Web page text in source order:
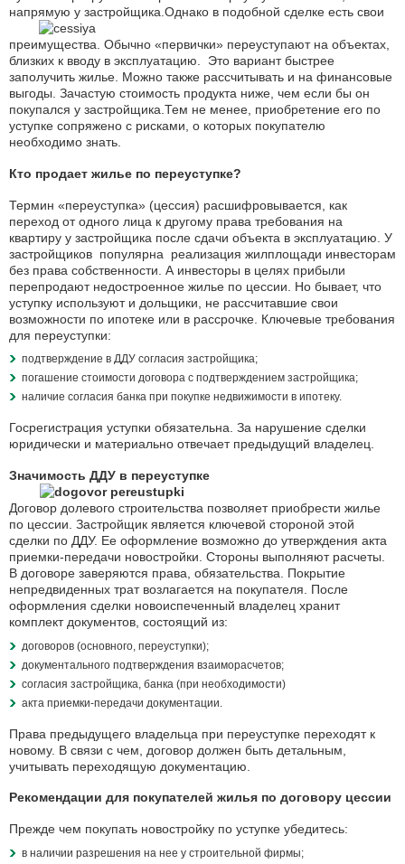
напрямую у застройщика.Однако в подобной сделке есть свои
преимущества. Обычно «первички» переуступают на объектах,
близких к вводу в эксплуатацию. Это вариант быстрее
заполучить жилье. Можно также рассчитывать и на финансовые
выгоды. Зачастую стоимость продукта ниже, чем если бы он
покупался у застройщика.Тем не менее, приобретение его по
уступке сопряжено с рисками, о которых покупателю
необходимо знать.
Кто продает жилье по переуступке?
Термин «переуступка» (цессия) расшифровывается, как
переход от одного лица к другому права требования на
квартиру у застройщика после сдачи объекта в эксплуатацию. У
застройщиков популярна реализация жилплощади инвесторам
без права собственности. А инвесторы в целях прибыли
перепродают недостроенное жилье по цессии. Но бывает, что
уступку используют и дольщики, не рассчитавшие свои
возможности по ипотеке или в рассрочке. Ключевые требования
для переуступки:
подтверждение в ДДУ согласия застройщика;
погашение стоимости договора с подтверждением застройщика;
наличие согласия банка при покупке недвижимости в ипотеку.
Госрегистрация уступки обязательна. За нарушение сделки
юридически и материально отвечает предыдущий владелец.
Значимость ДДУ в переуступке
Договор долевого строительства позволяет приобрести жилье
по цессии. Застройщик является ключевой стороной этой
сделки по ДДУ. Ее оформление возможно до утверждения акта
приемки-передачи новостройки. Стороны выполняют расчеты.
В договоре заверяются права, обязательства. Покрытие
непредвиденных трат возлагается на покупателя. После
оформления сделки новоиспеченный владелец хранит
комплект документов, состоящий из:
договоров (основного, переуступки);
документального подтверждения взаиморасчетов;
согласия застройщика, банка (при необходимости)
акта приемки-передачи документации.
Права предыдущего владельца при переуступке переходят к
новому. В связи с чем, договор должен быть детальным,
учитывать переходящую документацию.
Рекомендации для покупателей жилья по договору цессии
Прежде чем покупать новостройку по уступке убедитесь:
в наличии разрешения на нее у строительной фирмы;